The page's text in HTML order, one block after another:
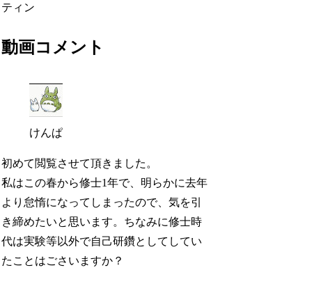
ティン
動画コメント
けんぱ
初めて閲覧させて頂きました。
私はこの春から修士1年で、明らかに去年
より怠惰になってしまったので、気を引
き締めたいと思います。ちなみに修士時
代は実験等以外で自己研鑽としてしてい
たことはごさいますか？